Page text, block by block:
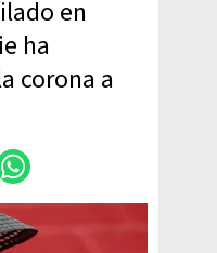
en
ha
corona a